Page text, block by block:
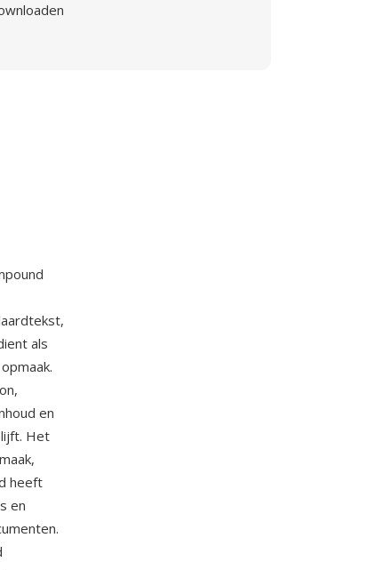
als
en
Het
heeft
en